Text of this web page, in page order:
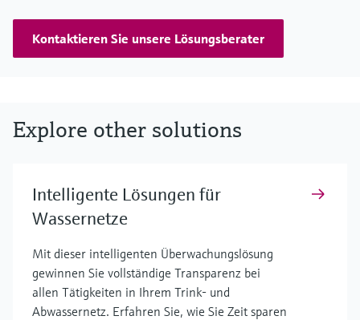
Kontaktieren Sie unsere Lösungsberater
Explore other solutions
Intelligente Lösungen für
Wassernetze
Mit dieser intelligenten Überwachungslösung
gewinnen Sie vollständige Transparenz bei
allen Tätigkeiten in Ihrem Trink- und
Abwassernetz. Erfahren Sie, wie Sie Zeit sparen